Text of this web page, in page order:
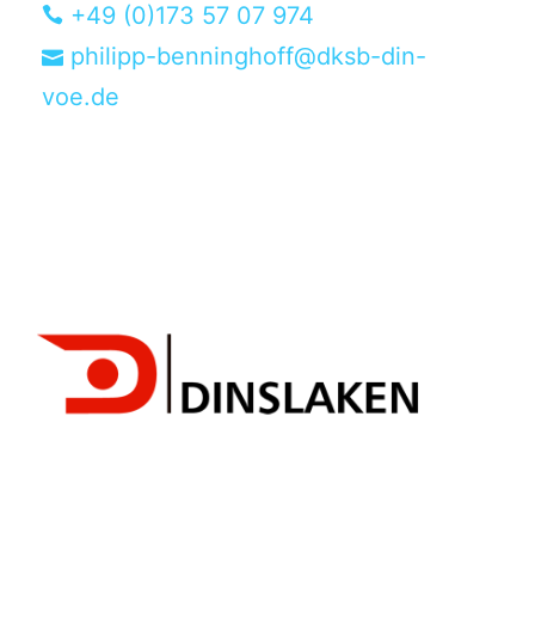
+49 (0)173 57 07 974
philipp-benninghoff@dksb-din-
voe.de